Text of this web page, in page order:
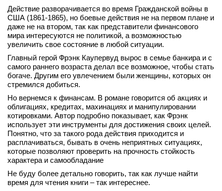
вконтакте
телеграм
Стать автором
Вход
Действие разворачивается во время Гражданской войны в
США (1861-1865), но боевые действия не на первом плане и
даже не на втором, так как представители финансового
мира интересуются не политикой, а возможностью
увеличить свое состояние в любой ситуации.
Главный герой Фрэнк Каупервуд вырос в семье банкира и с
самого раннего возраста делал все возможное, чтобы стать
богаче. Другим его увлечением были женщины, которых он
стремился добиться.
Но вернемся к финансам. В романе говорится об акциях и
облигациях, кредитах, махинациях и манипулировании
котировками. Автор подробно показывает, как Фрэнк
использует эти инструменты для достижения своих целей.
Понятно, что за такого рода действия приходится и
расплачиваться, бывать в очень неприятных ситуациях,
которые позволяют проверить на прочность стойкость
характера и самообладание
Не буду более детально говорить, так как лучше найти
время для чтения книги – так интереснее.